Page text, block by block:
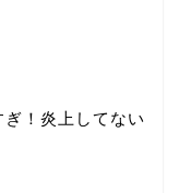
！炎上してない